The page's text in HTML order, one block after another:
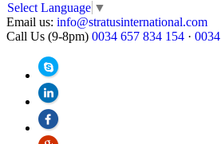
Select Language ▼
Email us: info@stratusinternational.com
Call Us (9-8pm) 0034 657 834 154 ·